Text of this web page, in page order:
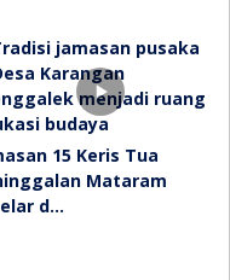
15 Keris Tua
Mataram
d…